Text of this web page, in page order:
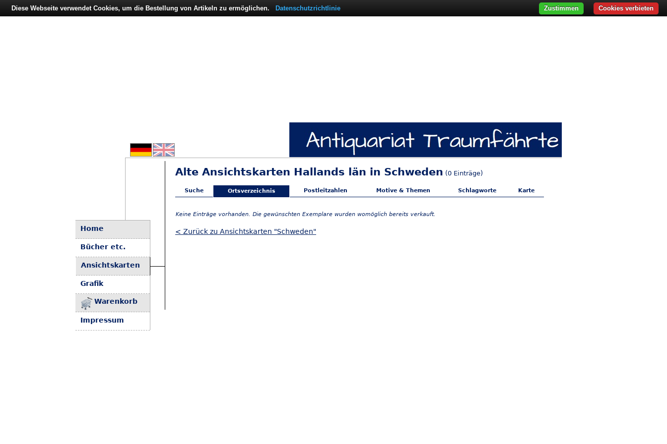
Home
Bücher etc.
Ansichtskarten
Grafik
Warenkorb
Impressum
Alte Ansichtskarten Hallands län in Schweden (0 Einträge)
Suche Ortsverzeichnis Postleitzahlen Motive & Themen Schlagworte Karte
Keine Einträge vorhanden. Die gewünschten Exemplare wurden womöglich bereits verkauft.
< Zurück zu Ansichtskarten "Schweden"
Diese Webseite verwendet Cookies, um die Bestellung von Artikeln zu ermöglichen. Datenschutzrichtlinie Cookies verbieten
Zustimmen